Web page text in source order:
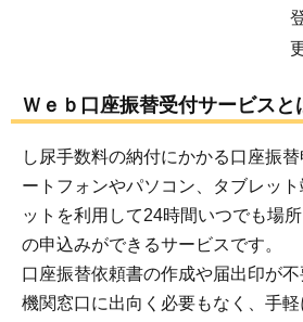
Ｗｅｂ口座振替受付サービスと
し尿手数料の納付にかかる口座振
ートフォンやパソコン、タブレッ
ットを利用して24時間いつでも場
の申込みができるサービスです。
口座振替依頼書の作成や届出印が
機関窓口に出向く必要もなく、手